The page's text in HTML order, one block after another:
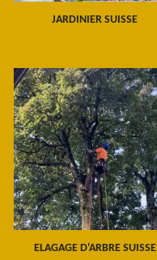
JARDINIER SUISSE
ELAGAGE D'ARBRE SUISSE